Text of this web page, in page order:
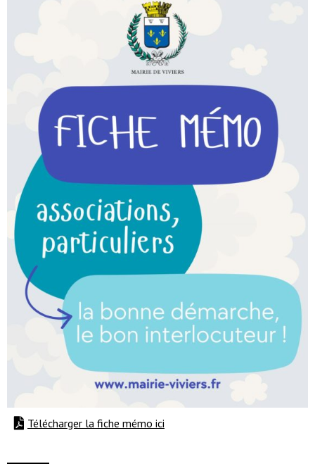
Télécharger la fiche mémo ici